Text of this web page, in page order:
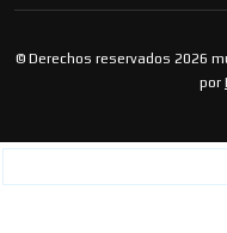
© Derechos reservados 2026
por